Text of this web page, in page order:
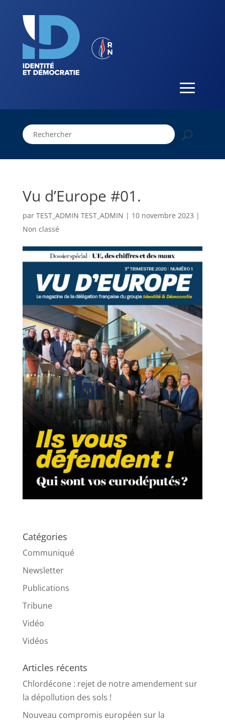
Vu d’Europe #01.
par TEST_ADMIN TEST_ADMIN | 10 novembre 2023 |
Non classé
Catégories
Communiqué
Newsletter
Publications
Tribune
Vidéo
Vidéos
Articles récents
Chlordécone : rejet de notre amendement sur
la dépollution des sols !
Nouveau compromis européen sur la